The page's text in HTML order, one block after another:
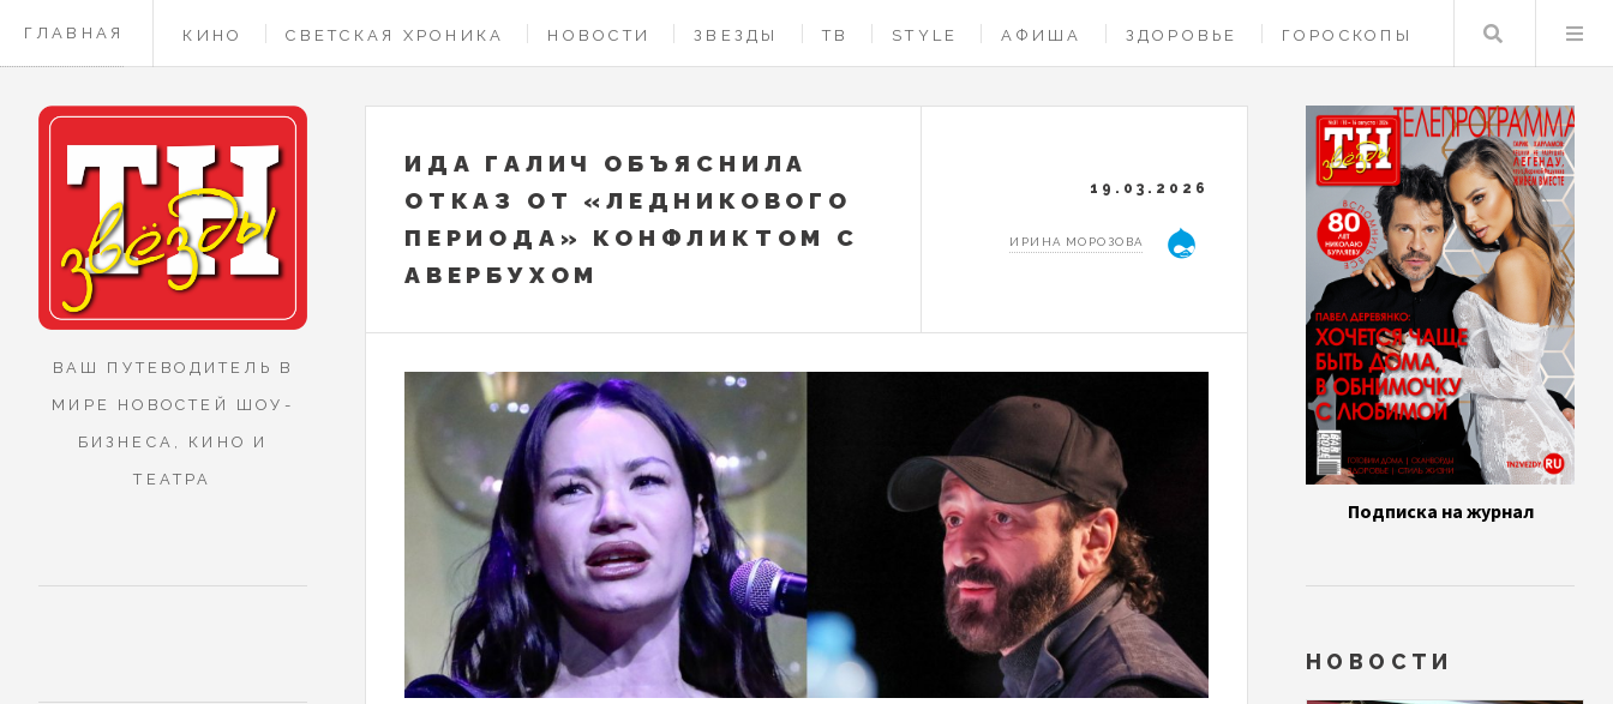
ГЛАВНАЯ КИНО СВЕТСКАЯ ХРОНИКА НОВОСТИ ЗВЕЗДЫ ТВ STYLE АФИША ЗДОРОВЬЕ ГОРОСКОПЫ
КОНТАКТЫ
Поиск
ИДА ГАЛИЧ ОБЪЯСНИЛА
ОТКАЗ ОТ «ЛЕДНИКОВОГО
ПЕРИОДА» КОНФЛИКТОМ С
АВЕРБУХОМ
19.03.2026
ИРИНА МОРОЗОВА
ВАШ ПУТЕВОДИТЕЛЬ В
МИРЕ НОВОСТЕЙ ШОУ-
БИЗНЕСА, КИНО И
ТЕАТРА
Подписка на журнал
НОВОСТИ